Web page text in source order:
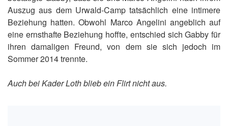
Auszug aus dem Urwald-Camp tatsächlich eine intimere
Beziehung hatten. Obwohl Marco Angelini angeblich auf
eine ernsthafte Beziehung hoffte, entschied sich Gabby für
ihren damaligen Freund, von dem sie sich jedoch im
Sommer 2014 trennte.
Auch bei Kader Loth blieb ein Flirt nicht aus.